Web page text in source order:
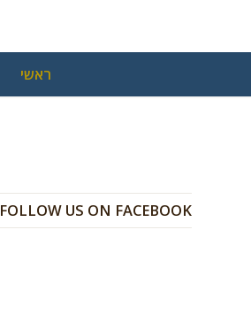
ראשי
FOLLOW US ON FACEBOOK